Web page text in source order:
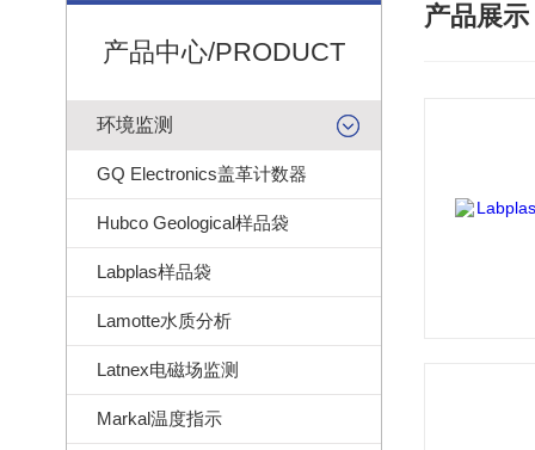
产品中心/PRODUCT
环境监测
GQ Electronics盖革计数器
Hubco Geological样品袋
Labplas样品袋
Lamotte水质分析
Latnex电磁场监测
Markal温度指示
产品展示